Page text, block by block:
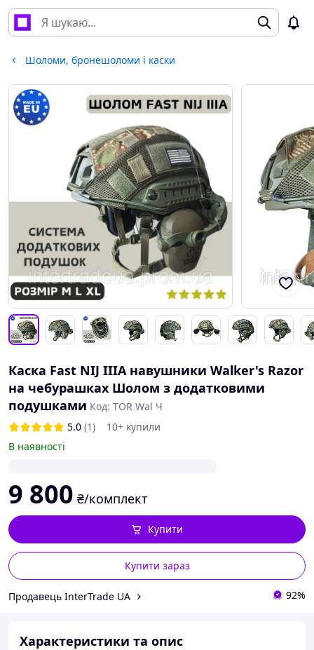
Шоломи, бронешоломи і каски
Каска Fast NIJ IIIA навушники Walker's Razor
на чебурашках Шолом з додатковими
подушками Код: TOR Wal Ч
5.0 (1)
10+ купили
В наявності
9 800 ₴/комплект
Купити зараз
Купити
Продавець InterTrade UA 92%
Характеристики та опис